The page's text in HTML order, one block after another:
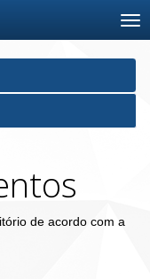
de acordo com a